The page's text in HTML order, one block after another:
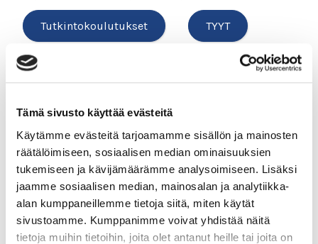
Tämä sivusto käyttää evästeitä
Käytämme evästeitä tarjoamamme sisällön ja mainosten
räätälöimiseen, sosiaalisen median ominaisuuksien
tukemiseen ja kävijämäärämme analysoimiseen. Lisäksi
jaamme sosiaalisen median, mainosalan ja analytiikka-
alan kumppaneillemme tietoja siitä, miten käytät
sivustoamme. Kumppanimme voivat yhdistää näitä
tietoja muihin tietoihin, joita olet antanut heille tai joita on
Tutkintokoulutukset TYYT
Digikyvykkyyden edistäminen
työyhteisössä
Digikyvykkyyden edistäminen työyhteisössä Tervetuloa
opiskelemaan aihetta Digikyvykkyyden edistäminen
työyhteisössä. Tällä kurssilla opit, mitä datalla ja